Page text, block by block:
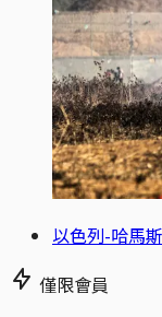
以色列-哈馬
僅限會員